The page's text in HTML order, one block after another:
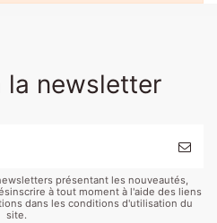
la newsletter
présentant les nouveautés,
à tout moment à l'aide des liens
dans les conditions d'utilisation du
site.